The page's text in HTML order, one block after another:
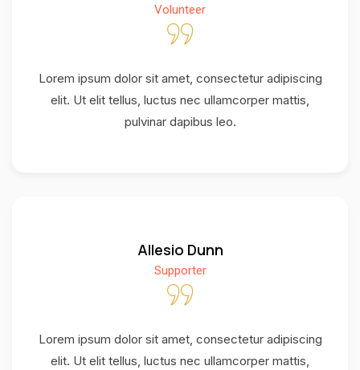
Volunteer
Lorem ipsum dolor sit amet, consectetur adipiscing
elit. Ut elit tellus, luctus nec ullamcorper mattis,
pulvinar dapibus leo.
Allesio Dunn
Supporter
Lorem ipsum dolor sit amet, consectetur adipiscing
elit. Ut elit tellus, luctus nec ullamcorper mattis,